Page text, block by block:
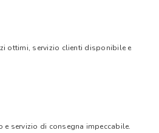
ottimi, servizio clienti disponibile e
e servizio di consegna impeccabile.